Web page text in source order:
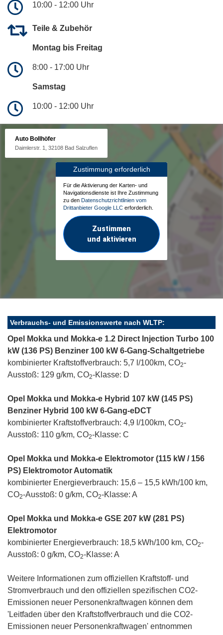
10:00 - 12:00 Uhr
Teile & Zubehör
Montag bis Freitag
8:00 - 17:00 Uhr
Samstag
10:00 - 12:00 Uhr
Auto Bollhöfer
Daimlerstr. 1, 32108 Bad Salzuflen
Zustimmung erforderlich
Für die Aktivierung der Karten- und
Navigationsdienste ist Ihre Zustimmung
zu den Datenschutzrichtlinien vom
Drittanbieter Google LLC erforderlich.
Zustimmen
und aktivieren
Verbrauchs- und Emissionswerte nach WLTP:
Opel Mokka und Mokka-e 1.2 Direct Injection Turbo 100
kW (136 PS) Benziner 100 kW 6-Gang-Schaltgetriebe
kombinierter Kraftstoffverbrauch: 5,7 l/100km, CO2-
Ausstoß: 129 g/km, CO2-Klasse: D
Opel Mokka und Mokka-e Hybrid 107 kW (145 PS)
Benziner Hybrid 100 kW 6-Gang-eDCT
kombinierter Kraftstoffverbrauch: 4,9 l/100km, CO2-
Ausstoß: 110 g/km, CO2-Klasse: C
Opel Mokka und Mokka-e Elektromotor (115 kW / 156
PS) Elektromotor Automatik
kombinierter Energieverbrauch: 15,6 – 15,5 kWh/100 km,
CO2-Ausstoß: 0 g/km, CO2-Klasse: A
Opel Mokka und Mokka-e GSE 207 kW (281 PS)
Elektromotor
kombinierter Energieverbrauch: 18,5 kWh/100 km, CO2-
Ausstoß: 0 g/km, CO2-Klasse: A
Weitere Informationen zum offiziellen Kraftstoff- und
Stromverbrauch und den offiziellen spezifischen CO2-
Emissionen neuer Personenkraftwagen können dem
'Leitfaden über den Kraftstoffverbrauch und die CO2-
Emissionen neuer Personenkraftwagen' entnommen